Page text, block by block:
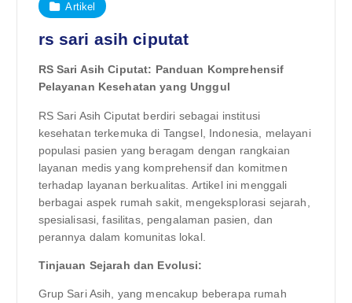
Artikel
rs sari asih ciputat
RS Sari Asih Ciputat: Panduan Komprehensif
Pelayanan Kesehatan yang Unggul
RS Sari Asih Ciputat berdiri sebagai institusi
kesehatan terkemuka di Tangsel, Indonesia, melayani
populasi pasien yang beragam dengan rangkaian
layanan medis yang komprehensif dan komitmen
terhadap layanan berkualitas. Artikel ini menggali
berbagai aspek rumah sakit, mengeksplorasi sejarah,
spesialisasi, fasilitas, pengalaman pasien, dan
perannya dalam komunitas lokal.
Tinjauan Sejarah dan Evolusi:
Grup Sari Asih, yang mencakup beberapa rumah